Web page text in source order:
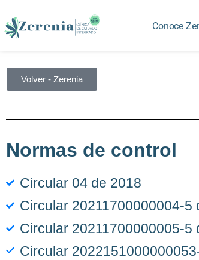
Conoce
Volver - Zerenia
Normas de control
Circular 04 de 2018
Circular 20211700000004-5
Circular 20211700000005-5
Circular